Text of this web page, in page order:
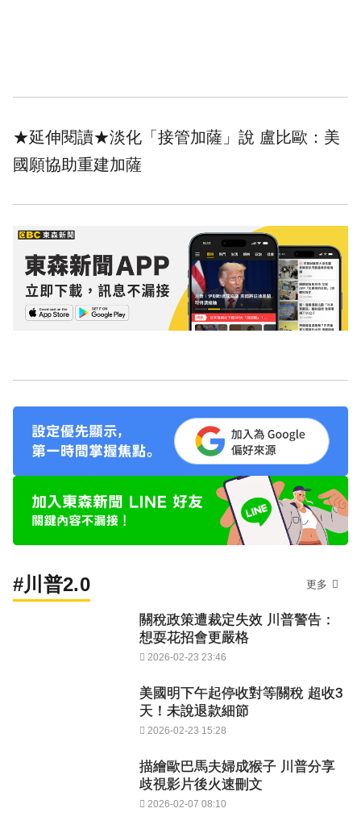
★延伸閱讀★淡化「接管加薩」說 盧比歐：美
國願協助重建加薩
#川普2.0 更多
關稅政策遭裁定失效 川普警告：
想耍花招會更嚴格
2026-02-23 23:46
美國明下午起停收對等關稅 超收3
天！未說退款細節
2026-02-23 15:28
描繪歐巴馬夫婦成猴子 川普分享
歧視影片後火速刪文
2026-02-07 08:10